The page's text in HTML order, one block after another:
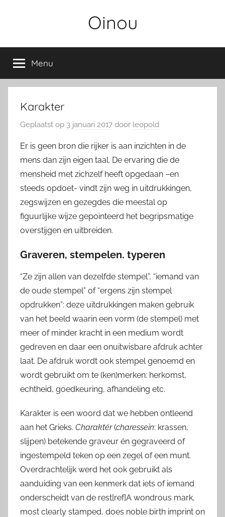
inhoud
Oinou
Menu
Karakter
Geplaatst op 3 januari 2017 door leopold
Er is geen bron die rijker is aan inzichten in de
mens dan zijn eigen taal. De ervaring die de
mensheid met zichzelf heeft opgedaan –en
steeds opdoet- vindt zijn weg in uitdrukkingen,
zegswijzen en gezegdes die meestal op
figuurlijke wijze gepointeerd het begripsmatige
overstijgen en uitbreiden.
Graveren, stempelen. typeren
“Ze zijn allen van dezelfde stempel”, “iemand van
de oude stempel” of “ergens zijn stempel
opdrukken”: deze uitdrukkingen maken gebruik
van het beeld waarin een vorm (de stempel) met
meer of minder kracht in een medium wordt
gedreven en daar een onuitwisbare afdruk achter
laat. De afdruk wordt ook stempel genoemd en
wordt gebruikt om te (ken)merken: herkomst,
echtheid, goedkeuring, afhandeling etc.
Karakter is een woord dat we hebben ontleend
aan het Grieks. Charaktér(charessein: krassen,
slijpen) betekende graveur én gegraveerd of
ingestempeld teken op een zegel of een munt.
Overdrachtelijk werd het ook gebruikt als
aanduiding van een kenmerk dat iets of iemand
onderscheidt van de rest[ref]A wondrous mark,
most clearly stamped, does noble birth imprint on